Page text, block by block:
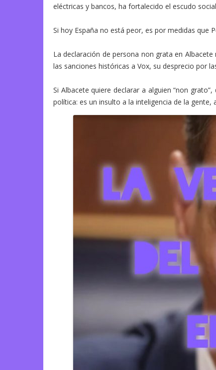
eléctricas y bancos, ha fortalecido el escudo
Si hoy España no está peor, es por medidas que
La declaración de persona non grata en
las sanciones históricas a Vox, su desprecio por
Si Albacete quiere declarar a alguien “non
política: es un insulto a la inteligencia de la